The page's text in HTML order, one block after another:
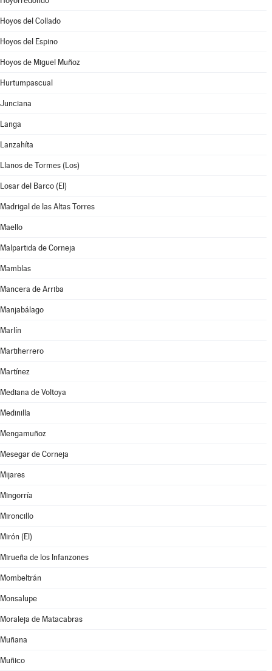
Hoyos del Collado
Hoyos del Espino
Hoyos de Miguel Muñoz
Hurtumpascual
Junciana
Langa
Lanzahíta
Llanos de Tormes (Los)
Losar del Barco (El)
Madrigal de las Altas Torres
Maello
Malpartida de Corneja
Mamblas
Mancera de Arriba
Manjabálago
Marlín
Martiherrero
Martínez
Mediana de Voltoya
Medinilla
Mengamuñoz
Mesegar de Corneja
Mijares
Mingorría
Mironcillo
Mirón (El)
Mirueña de los Infanzones
Mombeltrán
Monsalupe
Moraleja de Matacabras
Muñana
Muñico